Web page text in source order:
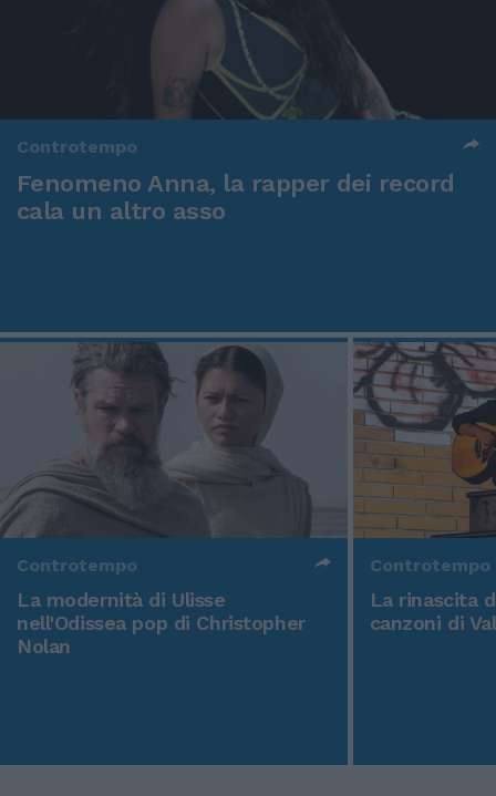
Controtempo
Fenomeno Anna, la rapper dei record
cala un altro asso
Controtempo
La modernità di Ulisse
nell'Odissea pop di Christopher
Nolan
Controtempo
La rinascita
canzoni di